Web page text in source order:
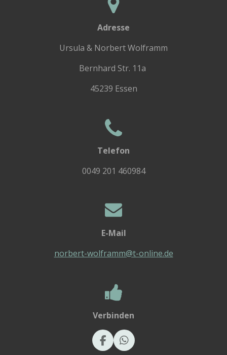
Adresse
Ursula & Norbert Wolframm
Bernhard Str. 11a
45239 Essen
Telefon
0049 201 460984
E-Mail
norbert-wolframm@t-online.de
Verbinden
F
W